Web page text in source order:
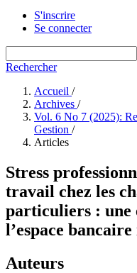
S'inscrire
Se connecter
Rechercher
Accueil /
Archives /
Vol. 6 No 7 (2025):
Gestion /
Articles
Stress
travail chez les
particuliers : une
l’espace
Auteurs